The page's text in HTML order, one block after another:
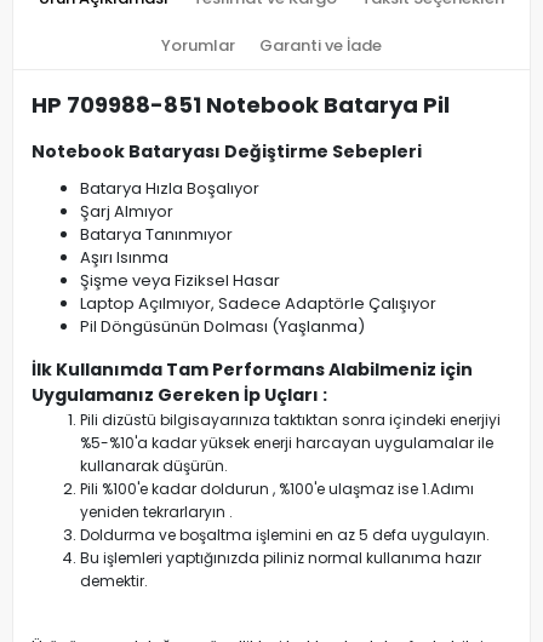
Yorumlar Garanti ve İade
HP 709988-851 Notebook Batarya Pil
Notebook Bataryası Değiştirme Sebepleri
Batarya Hızla Boşalıyor
Şarj Almıyor
Batarya Tanınmıyor
Aşırı Isınma
Şişme veya Fiziksel Hasar
Laptop Açılmıyor, Sadece Adaptörle Çalışıyor
Pil Döngüsünün Dolması (Yaşlanma)
İlk Kullanımda Tam Performans Alabilmeniz için
Uygulamanız Gereken İp Uçları :
Pili dizüstü bilgisayarınıza taktıktan sonra içindeki enerjiyi
%5-%10'a kadar yüksek enerji harcayan uygulamalar ile
kullanarak düşürün.
Pili %100'e kadar doldurun , %100'e ulaşmaz ise 1.Adımı
yeniden tekrarlaryın .
Doldurma ve boşaltma işlemini en az 5 defa uygulayın.
Bu işlemleri yaptığınızda piliniz normal kullanıma hazır
demektir.